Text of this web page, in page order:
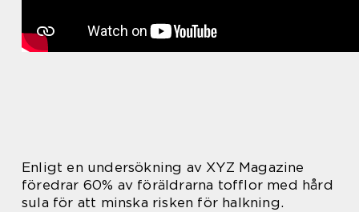
Enligt en undersökning av XYZ Magazine
föredrar 60% av föräldrarna tofflor med hård
sula för att minska risken för halkning.